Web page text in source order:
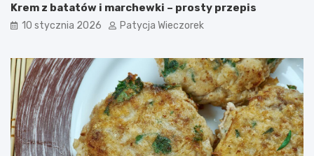
Krem z batatów i marchewki – prosty przepis
10 stycznia 2026 Patycja Wieczorek